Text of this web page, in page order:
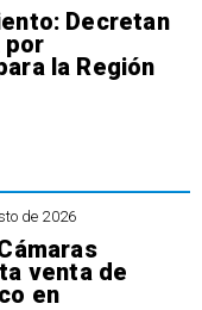
Decretan
por
la Región
de 2026
venta de
en